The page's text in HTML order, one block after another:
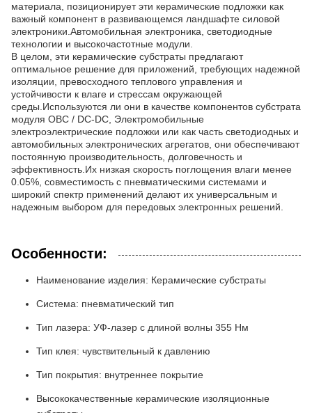
материала, позиционирует эти керамические подложки как
важный компонент в развивающемся ландшафте силовой
электроники.Автомобильная электроника, светодиодные
технологии и высокочастотные модули.
В целом, эти керамические субстраты предлагают
оптимальное решение для приложений, требующих надежной
изоляции, превосходного теплового управления и
устойчивости к влаге и стрессам окружающей
среды.Используются ли они в качестве компонентов субстрата
модуля OBC / DC-DC, Электромобильные
электроэлектрические подложки или как часть светодиодных и
автомобильных электронических агрегатов, они обеспечивают
постоянную производительность, долговечность и
эффективность.Их низкая скорость поглощения влаги менее
0.05%, совместимость с пневматическими системами и
широкий спектр применений делают их универсальным и
надежным выбором для передовых электронных решений.
Особенности:
Наименование изделия: Керамические субстраты
Система: пневматический тип
Тип лазера: УФ-лазер с длиной волны 355 Нм
Тип клея: чувствительный к давлению
Тип покрытия: внутреннее покрытие
Высококачественные керамические изоляционные